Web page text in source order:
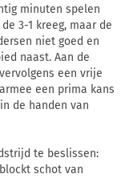
minuten spelen
3-1 kreeg, maar de
niet goed en
naast. Aan de
een vrije
een prima kans
de handen van
te beslissen:
schot van